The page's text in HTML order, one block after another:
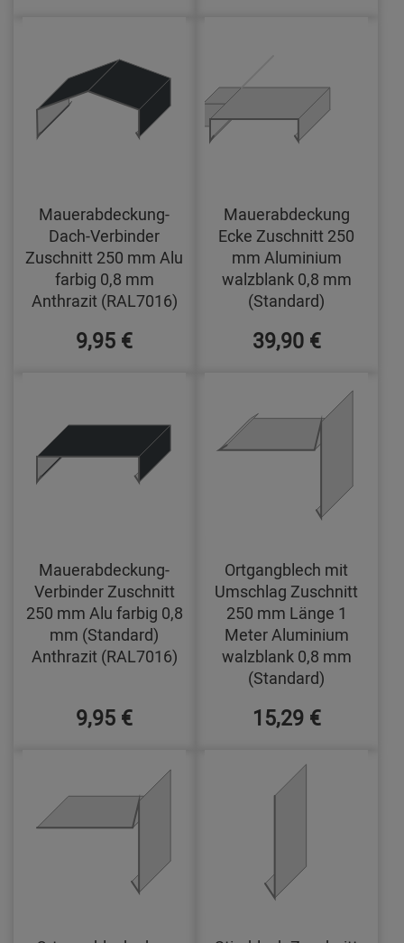
Mauerabdeckung-
Dach-Verbinder
Zuschnitt 250 mm Alu
farbig 0,8 mm
Anthrazit (RAL7016)
9,95 €
Mauerabdeckung
Ecke Zuschnitt 250
mm Aluminium
walzblank 0,8 mm
(Standard)
39,90 €
Mauerabdeckung-
Verbinder Zuschnitt
250 mm Alu farbig 0,8
mm (Standard)
Anthrazit (RAL7016)
9,95 €
Ortgangblech mit
Umschlag Zuschnitt
250 mm Länge 1
Meter Aluminium
walzblank 0,8 mm
(Standard)
15,29 €